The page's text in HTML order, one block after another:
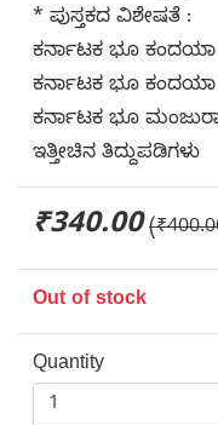
* ಪುಸ್ತಕದ ವಿಶೇಷತೆ :
ಕರ್ನಾಟಕ ಭೂ
ಕರ್ನಾಟಕ ಭೂ
ಕರ್ನಾಟಕ ಭೂ
ಇತ್ತೀಚಿನ ತಿದ್ದುಪಡಿಗಳು
₹340.00
Out of stock
Quantity